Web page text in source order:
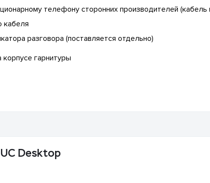
телефону сторонних производителей (кабель
кабеля
разговора (поставляется отдельно)
гарнитуры
Desktop